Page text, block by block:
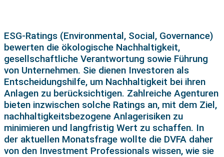
ESG-Ratings (Environmental, Social, Governance)
bewerten die ökologische Nachhaltigkeit,
gesellschaftliche Verantwortung sowie Führung
von Unternehmen. Sie dienen Investoren als
Entscheidungshilfe, um Nachhaltigkeit bei ihren
Anlagen zu berücksichtigen. Zahlreiche Agenturen
bieten inzwischen solche Ratings an, mit dem Ziel,
nachhaltigkeitsbezogene Anlagerisiken zu
minimieren und langfristig Wert zu schaffen. In
der aktuellen Monatsfrage wollte die DVFA daher
von den Investment Professionals wissen, wie sie